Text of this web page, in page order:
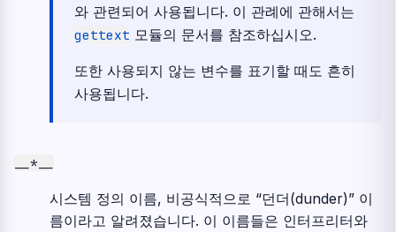
와 관련되어 사용됩니다. 이 관례에 관해서는
gettext 모듈의 문서를 참조하십시오.
또한 사용되지 않는 변수를 표기할 때도 흔히
사용됩니다.
__*__
시스템 정의 이름, 비공식적으로 “던더(dunder)” 이
름이라고 알려졌습니다. 이 이름들은 인터프리터와